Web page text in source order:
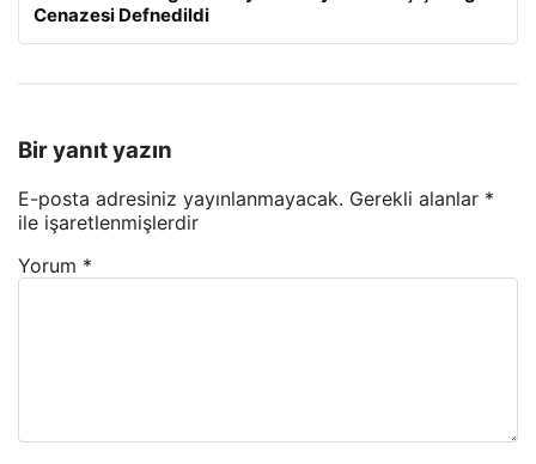
Cenazesi Defnedildi
Bir yanıt yazın
E-posta adresiniz yayınlanmayacak. Gerekli alanlar *
ile işaretlenmişlerdir
Yorum *